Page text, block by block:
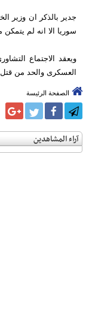
جدیر بالذكر ان وزیر
سوریا الا انه لم
ویعقد الاجتماع
العسكری والحد من قتل
الصفحة الرئيسة
آراء المشاهدين